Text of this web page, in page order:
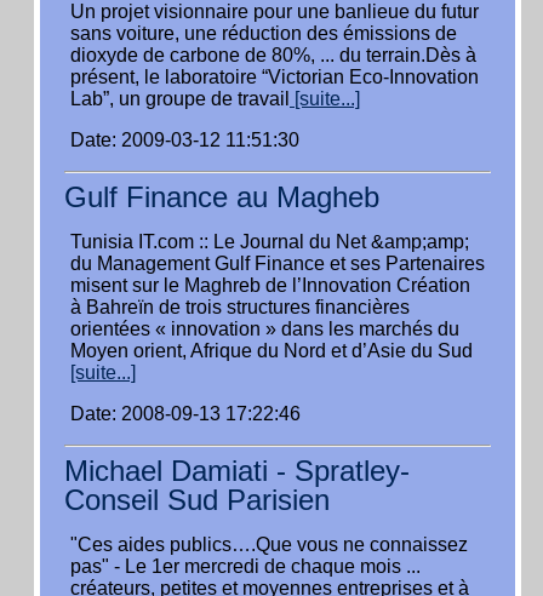
Un projet visionnaire pour une banlieue du futur
sans voiture, une réduction des émissions de
dioxyde de carbone de 80%, ... du terrain.Dès à
présent, le laboratoire “Victorian Eco-Innovation
Lab”, un groupe de travail
[suite...]
Date: 2009-03-12 11:51:30
Gulf Finance au Magheb
Tunisia IT.com :: Le Journal du Net &amp;amp;
du Management Gulf Finance et ses Partenaires
misent sur le Maghreb de l’Innovation Création
à Bahreïn de trois structures financières
orientées « innovation » dans les marchés du
Moyen orient, Afrique du Nord et d’Asie du Sud
[suite...]
Date: 2008-09-13 17:22:46
Michael Damiati - Spratley-
Conseil Sud Parisien
"Ces aides publics….Que vous ne connaissez
pas" - Le 1er mercredi de chaque mois ...
créateurs, petites et moyennes entreprises et à